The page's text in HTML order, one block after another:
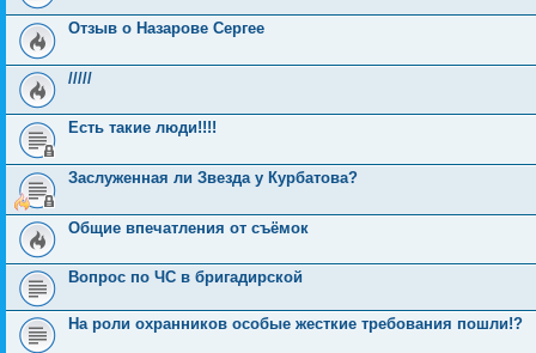
Отзыв о Назарове Сергее
/////
Есть такие люди!!!!
Заслуженная ли Звезда у Курбатова?
Общие впечатления от съёмок
Вопрос по ЧС в бригадирской
На роли охранников особые жесткие требования пошли!?